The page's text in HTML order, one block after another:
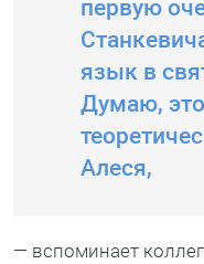
язык в
Думаю,
Алеся,
— вспоминает